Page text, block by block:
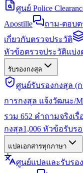
ศูนย์ Police
Apostille
ถาม-ตอบต
เกี่ยวกับตรวจประวัติ
หัวข้อตรวจประวัติแบ่ง
รับรองกงสุล
ศูนย์รับรองกงสุล (
การกงสุล แจ้งวัฒนะ/
รวม 652 คำถามจริงเ
กงสุล1,006 หัวข้อรับร
แปลเอกสารทุกภาษา
ศูนย์แปลและรับรอ